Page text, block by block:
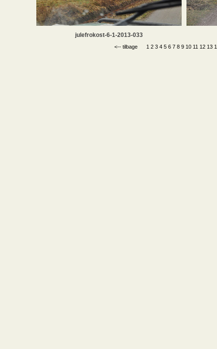
julefrokost-6-1-2013-033
<-- tilbage 1 2 3 4 5 6 7 8 9 10 11 12 13